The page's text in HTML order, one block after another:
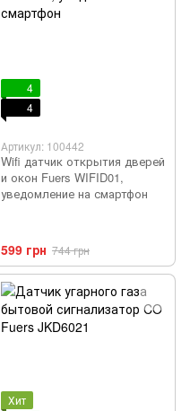
4
4
Артикул: 100442
Wifi датчик открытия дверей
и окон Fuers WIFID01,
уведомление на смартфон
599 грн 744 грн
Хит